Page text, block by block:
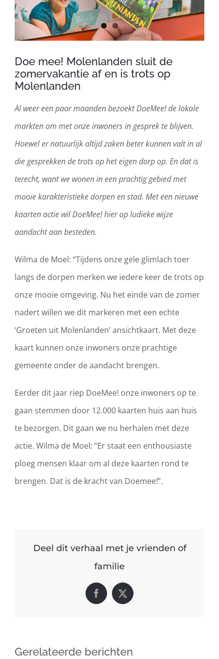
Doe mee! Molenlanden sluit de
zomervakantie af en is trots op
Molenlanden
Al weer een paar maanden bezoekt DoeMee! de lokale
markten om met onze inwoners in gesprek te blijven.
Hoewel er natuurlijk altijd zaken beter kunnen valt in al
die gesprekken de trots op het eigen dorp op. En dat is
terecht, want we wonen in een prachtig gebied met
mooie karakteristieke dorpen en stad. Met een nieuwe
kaarten actie wil DoeMee! hier op ludieke wijze
aandacht aan besteden.
Wilma de Moel: “Tijdens onze gele glimlach toer
langs de dorpen merken we iedere keer de trots op
onze mooie omgeving. Nu het einde van de zomer
nadert willen we dit markeren met een echte
‘Groeten uit Molenlanden’ ansichtkaart. Met deze
kaart kunnen onze inwoners onze prachtige
gemeente onder de aandacht brengen.
Eerder dit jaar riep DoeMee! onze inwoners op te
gaan stemmen door 12.000 kaarten huis aan huis
te bezorgen. Dit gaan we nu herhalen met deze
actie. Wilma de Moel: “Er staat een enthousiaste
ploeg mensen klaar om al deze kaarten rond te
brengen. Dat is de kracht van Doemee!”.
Deel dit verhaal met je vrienden of
familie
Facebook
X
Gerelateerde berichten